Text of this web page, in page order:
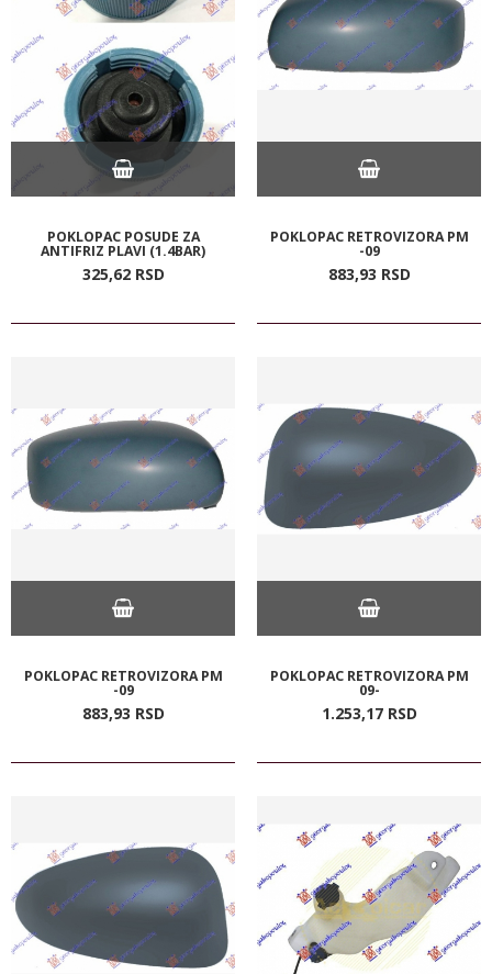
POKLOPAC POSUDE ZA
ANTIFRIZ PLAVI (1.4BAR)
325,62 RSD
POKLOPAC RETROVIZORA PM
-09
883,93 RSD
POKLOPAC RETROVIZORA PM
-09
883,93 RSD
POKLOPAC RETROVIZORA PM
09-
1.253,17 RSD